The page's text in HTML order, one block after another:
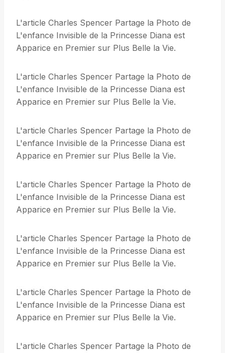
L'article Charles Spencer Partage la Photo de
L'enfance Invisible de la Princesse Diana est
Apparice en Premier sur Plus Belle la Vie.
L'article Charles Spencer Partage la Photo de
L'enfance Invisible de la Princesse Diana est
Apparice en Premier sur Plus Belle la Vie.
L'article Charles Spencer Partage la Photo de
L'enfance Invisible de la Princesse Diana est
Apparice en Premier sur Plus Belle la Vie.
L'article Charles Spencer Partage la Photo de
L'enfance Invisible de la Princesse Diana est
Apparice en Premier sur Plus Belle la Vie.
L'article Charles Spencer Partage la Photo de
L'enfance Invisible de la Princesse Diana est
Apparice en Premier sur Plus Belle la Vie.
L'article Charles Spencer Partage la Photo de
L'enfance Invisible de la Princesse Diana est
Apparice en Premier sur Plus Belle la Vie.
L'article Charles Spencer Partage la Photo de